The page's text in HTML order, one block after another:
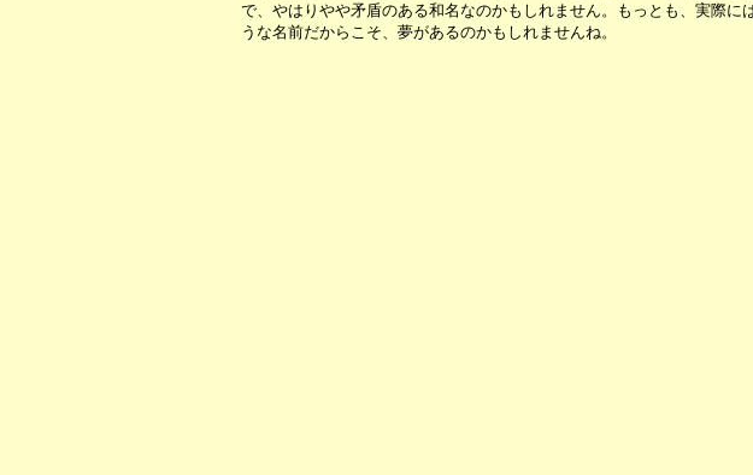
で、やはりやや矛盾のある和名なのかもしれません。もっとも、実際に
うな名前だからこそ、夢があるのかもしれませんね。